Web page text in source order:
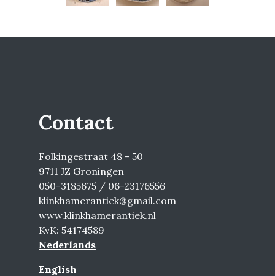
Contact
Folkingestraat 48 - 50
9711 JZ Groningen
050-3185675 / 06-23176556
klinkhamerantiek@gmail.com
www.klinkhamerantiek.nl
KvK: 54174589
Nederlands
English